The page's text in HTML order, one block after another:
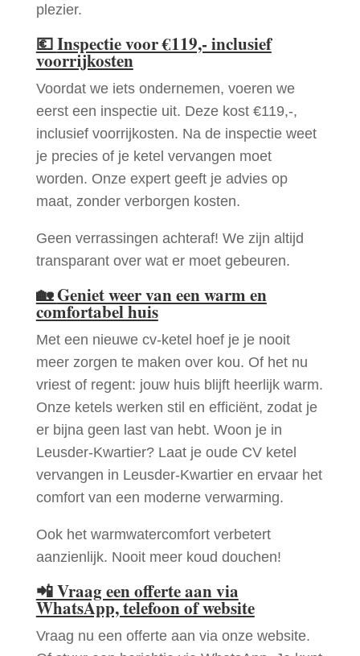
plezier.
💶Inspectie voor €119,- inclusief
voorrijkosten
Voordat we iets ondernemen, voeren we
eerst een inspectie uit. Deze kost €119,-,
inclusief voorrijkosten. Na de inspectie weet
je precies of je ketel vervangen moet
worden. Onze expert geeft je advies op
maat, zonder verborgen kosten.
Geen verrassingen achteraf! We zijn altijd
transparant over wat er moet gebeuren.
🏡Geniet weer van een warm en
comfortabel huis
Met een nieuwe cv-ketel hoef je je nooit
meer zorgen te maken over kou. Of het nu
vriest of regent: jouw huis blijft heerlijk warm.
Onze ketels werken stil en efficiënt, zodat je
er bijna geen last van hebt. Woon je in
Leusder-Kwartier? Laat je oude CV ketel
vervangen in Leusder-Kwartier en ervaar het
comfort van een moderne verwarming.
Ook het warmwatercomfort verbetert
aanzienlijk. Nooit meer koud douchen!
📲Vraag een offerte aan via
WhatsApp, telefoon of website
Vraag nu een offerte aan via onze website.